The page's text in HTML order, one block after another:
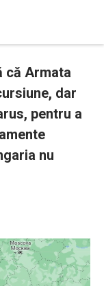
că Armata
dar
pentru a
nu